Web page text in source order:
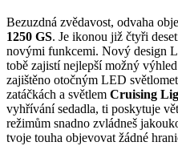
Bezuzdná zvědavost, odvaha
1250 GS. Je ikonou již čtyři
novými funkcemi. Nový design
tobě zajistí nejlepší možný
zajištěno otočným LED
zatáčkách a světlem Cruising
vyhřívání sedadla, ti poskytuje
režimům snadno zvládneš
tvoje touha objevovat žádné